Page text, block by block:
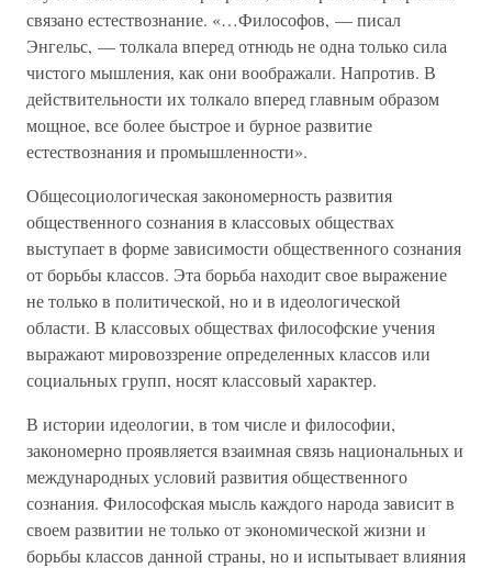
связано естествознание. «…Философов, — писал
Энгельс, — толкала вперед отнюдь не одна только сила
чистого мышления, как они воображали. Напротив. В
действительности их толкало вперед главным образом
мощное, все более быстрое и бурное развитие
естествознания и промышленности».
Общесоциологическая закономерность развития
общественного сознания в классовых обществах
выступает в форме зависимости общественного сознания
от борьбы классов. Эта борьба находит свое выражение
не только в политической, но и в идеологической
области. В классовых обществах философские учения
выражают мировоззрение определенных классов или
социальных групп, носят классовый характер.
В истории идеологии, в том числе и философии,
закономерно проявляется взаимная связь национальных и
международных условий развития общественного
сознания. Философская мысль каждого народа зависит в
своем развитии не только от экономической жизни и
борьбы классов данной страны, но и испытывает влияния